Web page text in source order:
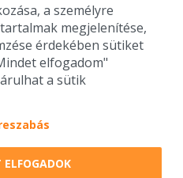
- Diston-line Kft.
áron, egy helyen az összes
étterem ajánlata.
a személyre
megjelenítése,
érdekében sütiket
elfogadom"
a sütik